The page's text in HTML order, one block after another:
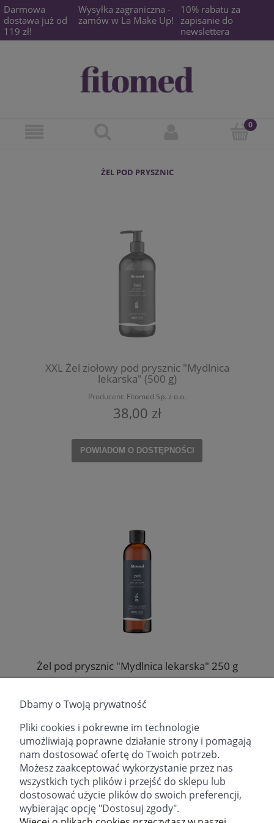
Darmowa
dostawa już od
119 zł!
Wysyłka zagraniczna -
zamów w La Make Up!
10% rabatu za
zapisanie do
newslettera
ŻEL POD PRYSZNIC
XXL Żel ziołowy pod prysznic "Mydlnica
lekarska" (500 g)
Producent: Fitomed Sp. z o.o.
38,00 zł
POWIADOM O DOSTĘPNOŚCI
Żel pod prysznic "Mydlnica lekarska" 250 g
23,90 zł
DO KOSZYKA
email:sklep@fitomed.pltel:+48 730 757 750 (9.00-17.00)
Dbamy o Twoją prywatność
Pliki cookies i pokrewne im technologie
umożliwiają poprawne działanie strony i pomagają
nam dostosować ofertę do Twoich potrzeb.
Możesz zaakceptować wykorzystanie przez nas
wszystkich tych plików i przejść do sklepu lub
dostosować użycie plików do swoich preferencji,
wybierając opcję "Dostosuj zgody".